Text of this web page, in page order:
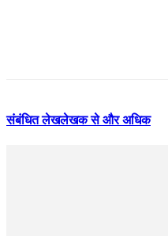
संबंधित लेखलेखक से और अधिक